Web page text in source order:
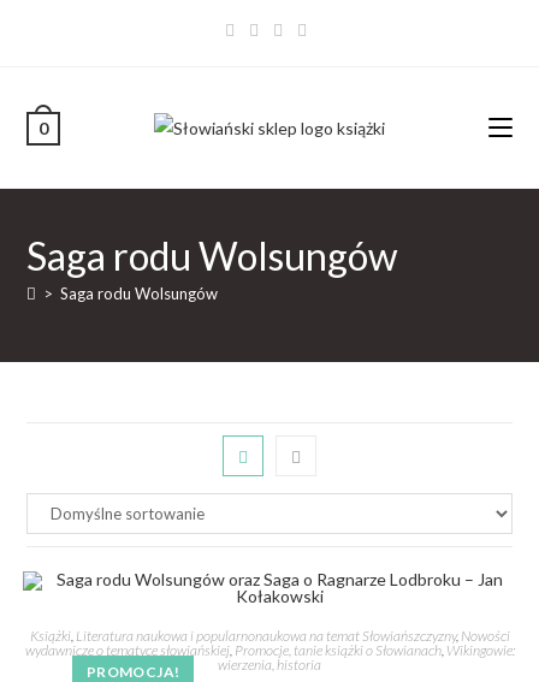
0
Saga rodu Wolsungów
> Saga rodu Wolsungów
PROMOCJA!
Książki, Literatura naukowa i popularnonaukowa na temat Słowiańszczyzny, Nowości
wydawnicze o tematyce słowiańskiej, Promocje, tanie książki o Słowianach, Wikingowie:
wierzenia, historia